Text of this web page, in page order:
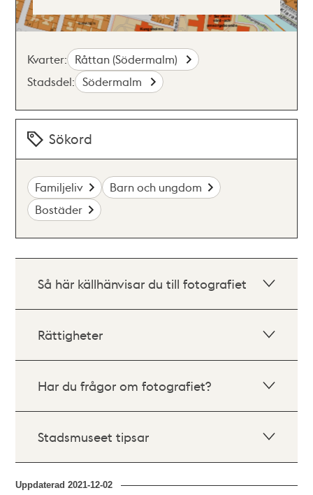
Kvarter: Råttan (Södermalm)
Stadsdel: Södermalm
Sökord
Familjeliv
Barn och ungdom
Bostäder
Så här källhänvisar du till fotografiet
Rättigheter
Har du frågor om fotografiet?
Stadsmuseet tipsar
Uppdaterad2021-12-02